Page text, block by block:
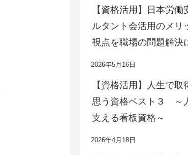
【資格活用】日本労
ルタント会活用のメ
視点を職場の問題解決
2026年5月16日
【資格活用】人生で取
思う資格ベスト３ ～
支える看板資格～
2026年4月18日